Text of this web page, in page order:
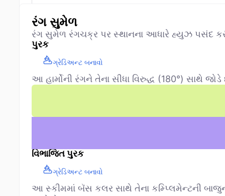
રંગ સુમેળ
રંગ સુમેળ રંગચક્ર પર સ્થાનના આધારે હ્યુઝ પસંદ
પુરક
ગ્રેડિઅન્ટ બનાવો
આ હાર્મોની રંગને તેના સીધા વિરુદ્ધ (180°) સાથે
વિભાજિત પુરક
ગ્રેડિઅન્ટ બનાવો
આ સ્કીમમાં બૅસ કલર સાથે તેના કમ્પ્લિમેન્ટની